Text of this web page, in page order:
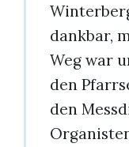
dankbar,
Weg war
den
den